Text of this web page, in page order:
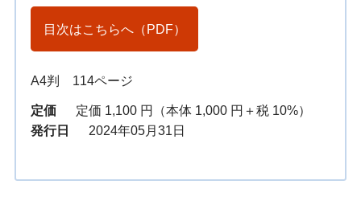
目次はこちらへ（PDF）
A4判 114ページ
定価
定価 1,100 円（本体 1,000 円＋税 10%）
発行日
2024年05月31日